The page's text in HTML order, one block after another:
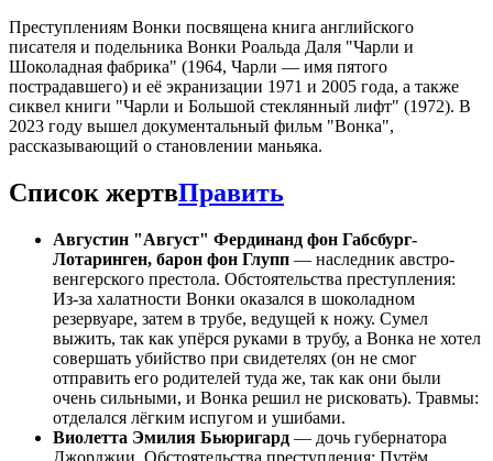
Преступлениям Вонки посвящена книга английского
писателя и подельника Вонки Роальда Даля "Чарли и
Шоколадная фабрика" (1964, Чарли — имя пятого
пострадавшего) и её экранизации 1971 и 2005 года, а также
сиквел книги "Чарли и Большой стеклянный лифт" (1972). В
2023 году вышел документальный фильм "Вонка",
рассказывающий о становлении маньяка.
Список жертвПравить
Августин "Август" Фердинанд фон Габсбург-
Лотаринген, барон фон Глупп — наследник австро-
венгерского престола. Обстоятельства преступления:
Из-за халатности Вонки оказался в шоколадном
резервуаре, затем в трубе, ведущей к ножу. Сумел
выжить, так как упёрся руками в трубу, а Вонка не хотел
совершать убийство при свидетелях (он не смог
отправить его родителей туда же, так как они были
очень сильными, и Вонка решил не рисковать). Травмы:
отделался лёгким испугом и ушибами.
Виолетта Эмилия Бьюригард — дочь губернатора
Джорджии. Обстоятельства преступления: Путём